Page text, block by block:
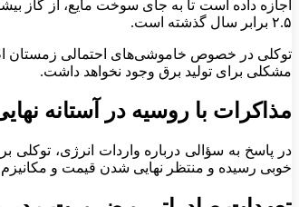
۲.۵ برابر سال گذشته است.
توکلی در خصوص خاموشی‌های احتمالی زمستان
مشکلی برای تولید برق وجود نخواهد داشت.
مذاکرات با روسیه در آستانه
در پاسخ به سؤالی درباره واردات انرژی، توکلی
خوبی رسیده و منتظر نهایی شدن قیمت و